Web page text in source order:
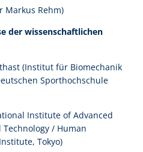
Markus Rehm)
der wissenschaftlichen
(Institut für Biomechanik
Sporthochschule
Institute of Advanced
/ Human
Tokyo)